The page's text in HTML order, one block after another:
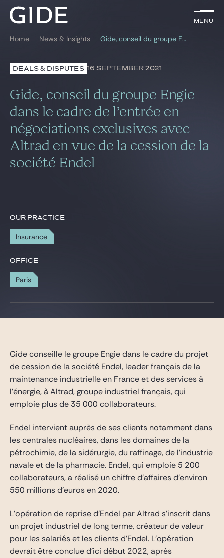
Menu
Search by keywords
Menu
Lawyers
Practices
Global
News & Insights
Gide Pro Bono and CSR
Blog Real Estate
Contact
Home News & Insights Gide, conseil du groupe Engie dans le cadre de l’entrée en négociations exclusives avec Altrad en vue de la cession de la société Endel
DEALS & DISPUTES 16 SEPTEMBER 2021
Gide, conseil du groupe Engie
dans le cadre de l’entrée en
négociations exclusives avec
Altrad en vue de la cession de la
société Endel
OUR PRACTICE
Insurance
OFFICE
Paris
Gide conseille le groupe Engie dans le cadre du projet
de cession de la société Endel, leader français de la
maintenance industrielle en France et des services à
l’énergie, à Altrad, groupe industriel français, qui
emploie plus de 35 000 collaborateurs.
Endel intervient auprès de ses clients notamment dans
les centrales nucléaires, dans les domaines de la
pétrochimie, de la sidérurgie, du raffinage, de l’industrie
navale et de la pharmacie. Endel, qui emploie 5 200
collaborateurs, a réalisé un chiffre d’affaires d’environ
550 millions d’euros en 2020.
L’opération de reprise d’Endel par Altrad s’inscrit dans
un projet industriel de long terme, créateur de valeur
pour les salariés et les clients d’Endel. L’opération
devrait être conclue d’ici début 2022, après